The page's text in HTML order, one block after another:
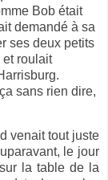
Bob était
demandé à sa
ses deux petits
et roulait
sans rien dire,
venait tout juste
le jour
la table de la